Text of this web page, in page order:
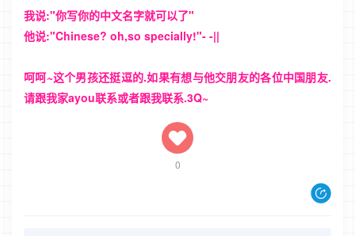
我说:"你写你的中文名字就可以了"
他说:"Chinese? oh,so specially!"- -||
呵呵~这个男孩还挺逗的.如果有想与他交朋友的各位中国朋友.
请跟我家ayou联系或者跟我联系.3Q~
0